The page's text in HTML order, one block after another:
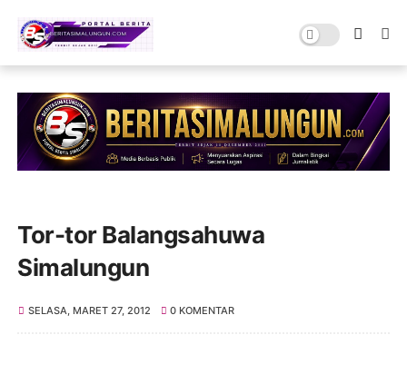
Tor-tor Balangsahuwa
Simalungun
SELASA, MARET 27, 2012 0 KOMENTAR